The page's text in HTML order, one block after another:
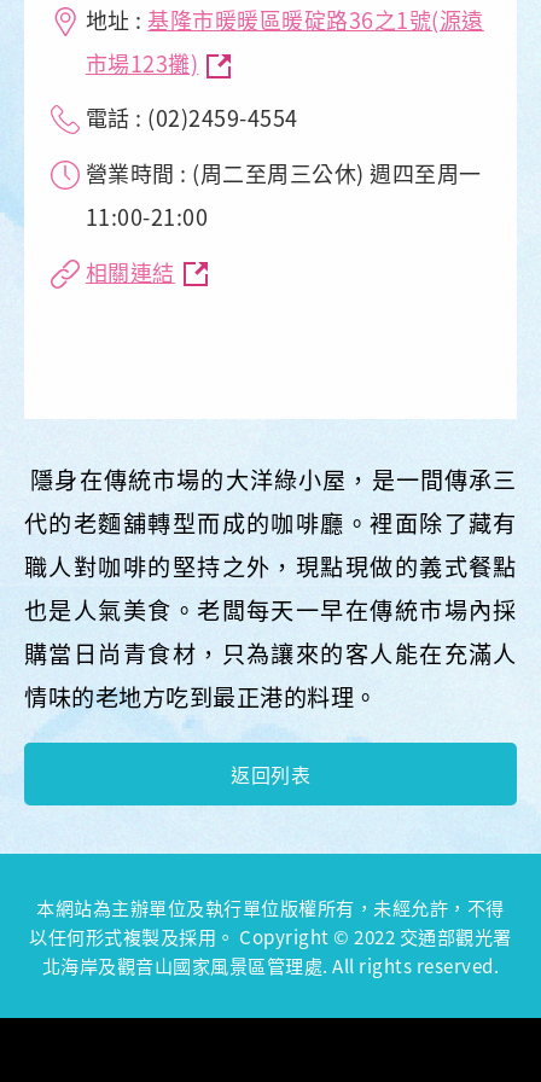
地址 : 基隆市暖暖區暖碇路36之1號(源遠
市場123攤)
電話 : (02)2459-4554
營業時間 : (周二至周三公休) 週四至周一
11:00-21:00
相關連結
隱身在傳統市場的大洋綠小屋，是一間傳承三
代的老麵舖轉型而成的咖啡廳。裡面除了藏有
職人對咖啡的堅持之外，現點現做的義式餐點
也是人氣美食。老闆每天一早在傳統市場內採
購當日尚青食材，只為讓來的客人能在充滿人
情味的老地方吃到最正港的料理。
返回列表
本網站為主辦單位及執行單位版權所有，未經允許，不得
以任何形式複製及採用。 Copyright © 2022 交通部觀光署
北海岸及觀音山國家風景區管理處. All rights reserved.